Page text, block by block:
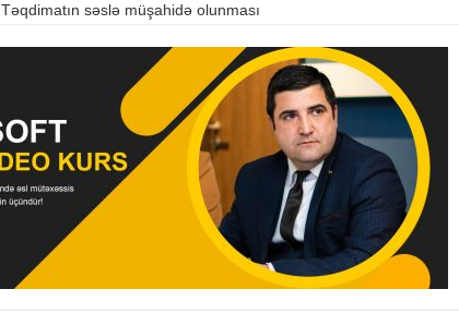
Təqdimatın səslə müşahidə olunması